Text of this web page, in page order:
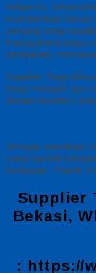
Selain itu,
memberikan kesan
panjang tetap
transparansi biaya
tambahan,
Supplier Toga
tetap menjadi opsi
desain modern,
Dengan demikian,
yang handal
berkesan. Pabrik
Supplier
Bekasi,
: https://